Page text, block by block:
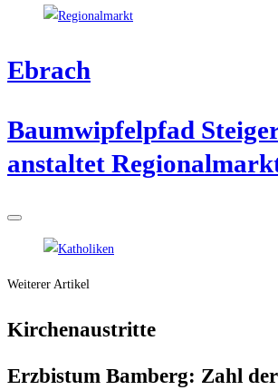
Ebrach
Baum­wip­fel­pfad
an­stal­tet
Weiterer Artikel
Kir­chen­aus­trit­te
Erz­bis­tum Bam­berg: Zahl